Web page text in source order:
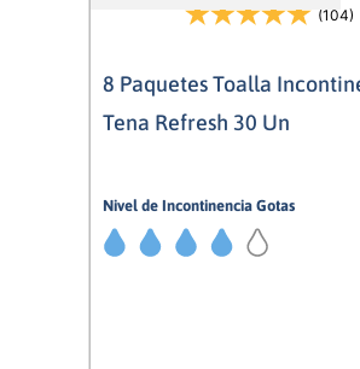
(104)
8 Paquetes Toalla
Tena Refresh 30 Un
Nivel de Incontinencia Gotas
4/5